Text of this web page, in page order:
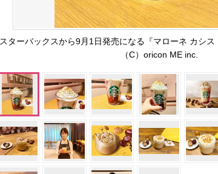
スターバックスから9月1日発売になる『マローネ カシ
（C）oricon ME inc.